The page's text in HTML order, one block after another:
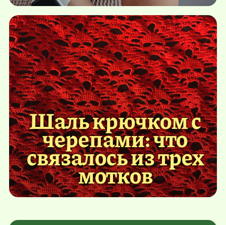
Шаль крючком с
черепами: что
связалось из трех
мотков